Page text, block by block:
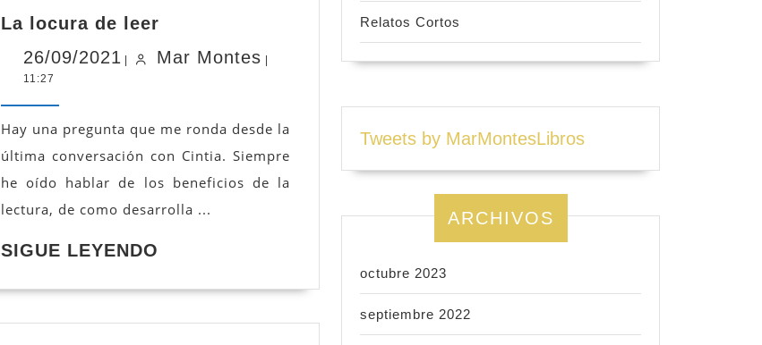
La locura de leer
de
26/09/2021 26/09/2021
| Mar Montes Mar
|
11:27
Hay una pregunta que me ronda desde la
última conversación con Cintia. Siempre
he oído hablar de los beneficios de la
lectura, de como desarrolla ...
SIGUE LEYENDO
Relatos Cortos
Tweets by MarMontesLibros
ARCHIVOS
octubre 2023
septiembre 2022